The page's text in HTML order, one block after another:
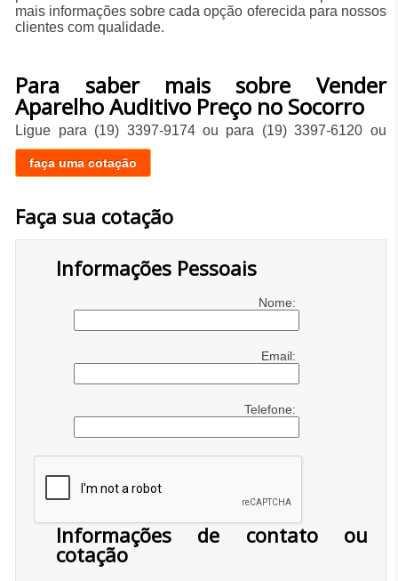
mais informações sobre cada opção oferecida para nossos
clientes com qualidade.
Para saber mais sobre Vender
Aparelho Auditivo Preço no Socorro
Ligue para (19) 3397-9174ou para (19) 3397-6120 ou
faça uma cotação
Faça sua cotação
Informações Pessoais
Nome:
Email:
Telefone:
Informações de contato ou
cotação